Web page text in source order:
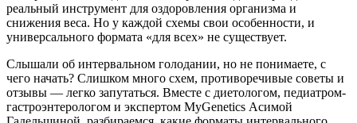
реальный инструмент для оздоровления организма и
снижения веса. Но у каждой схемы свои особенности, и
универсального формата «для всех» не существует.
Слышали об интервальном голодании, но не понимаете, с
чего начать? Слишком много схем, противоречивые советы и
отзывы — легко запутаться. Вместе с диетологом, педиатром-
гастроэнтерологом и экспертом MyGenetics Асимой